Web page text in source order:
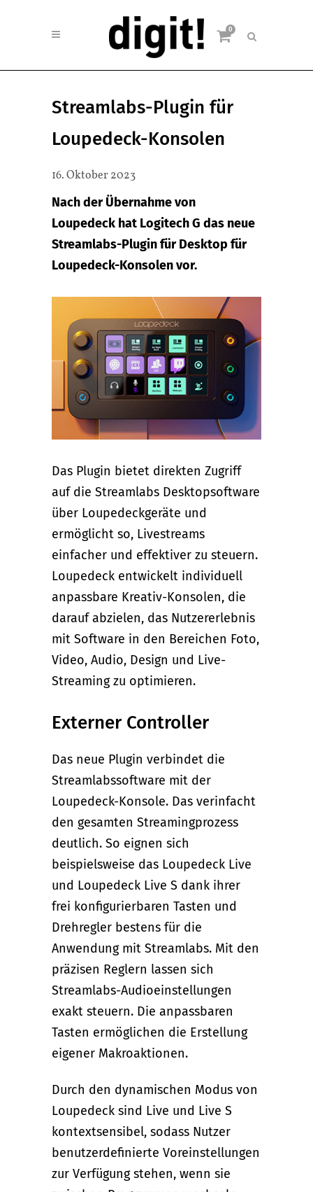
0
Streamlabs-Plugin für
Loupedeck-Konsolen
16. Oktober 2023
Nach der Übernahme von
Loupedeck hat Logitech G das neue
Streamlabs-Plugin für Desktop für
Loupedeck-Konsolen vor.
Das Plugin bietet direkten Zugriff
auf die Streamlabs Desktopsoftware
über Loupedeckgeräte und
ermöglicht so, Livestreams
einfacher und effektiver zu steuern.
Loupedeck entwickelt individuell
anpassbare Kreativ-Konsolen, die
darauf abzielen, das Nutzererlebnis
mit Software in den Bereichen Foto,
Video, Audio, Design und Live-
Streaming zu optimieren.
Externer Controller
Das neue Plugin verbindet die
Streamlabssoftware mit der
Loupedeck-Konsole. Das verinfacht
den gesamten Streamingprozess
deutlich. So eignen sich
beispielsweise das Loupedeck Live
und Loupedeck Live S dank ihrer
frei konfigurierbaren Tasten und
Drehregler bestens für die
Anwendung mit Streamlabs. Mit den
präzisen Reglern lassen sich
Streamlabs-Audioeinstellungen
exakt steuern. Die anpassbaren
Tasten ermöglichen die Erstellung
eigener Makroaktionen.
Durch den dynamischen Modus von
Loupedeck sind Live und Live S
kontextsensibel, sodass Nutzer
benutzerdefinierte Voreinstellungen
zur Verfügung stehen, wenn sie